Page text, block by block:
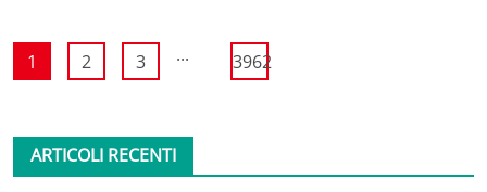
1 2 3 ... 3962
ARTICOLI RECENTI